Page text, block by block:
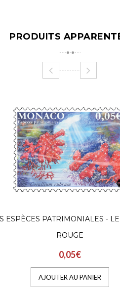
PRODUITS
ESPÈCES PATRIMONIALES -
ROUGE
0,05€
AJOUTER AU PANIER